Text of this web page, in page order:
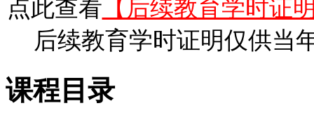
点此查看 【后续教育学时证
后续教育学时证明仅供当
课程目录